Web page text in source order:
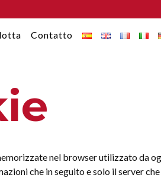
Contatto
nel browser utilizzato da
che in seguito e solo il server